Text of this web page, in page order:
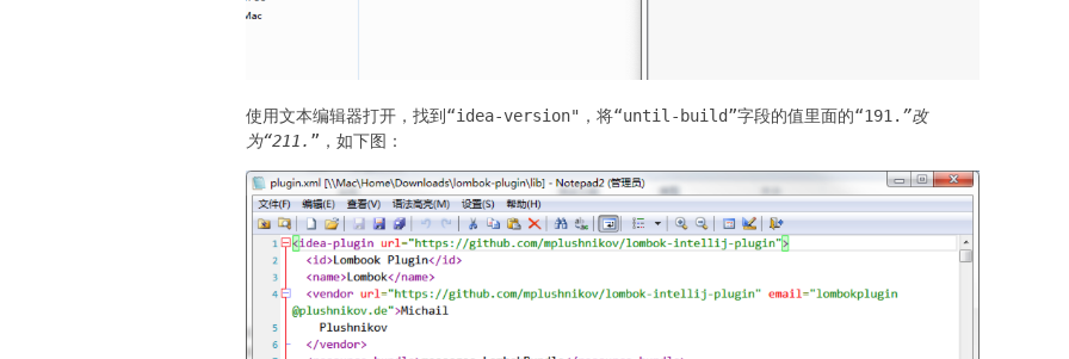
使用文本编辑器打开，找到“idea-version"，将“until-build”字段的值里面的“191. ”改
为“211. ”，如下图：